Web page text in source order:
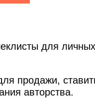
для
продажи,
авторства.